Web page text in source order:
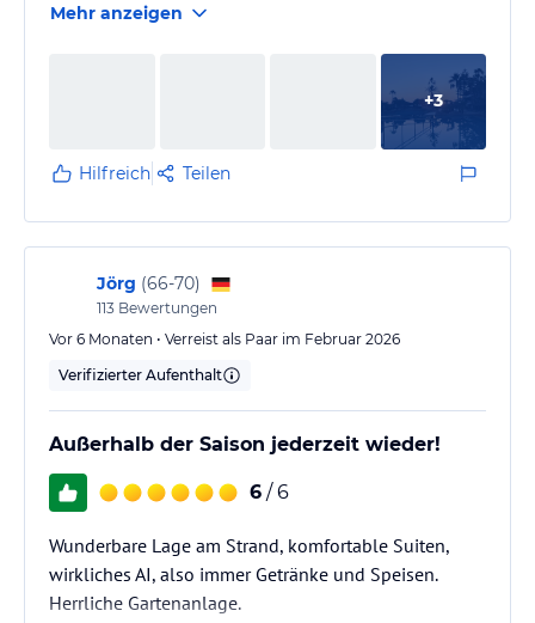
Mehr anzeigen
+3
Hilfreich Teilen
Jörg (66-70)
113 Bewertungen
Vor 6 Monaten • Verreist als Paar im Februar 2026
Verifizierter Aufenthalt
Außerhalb der Saison jederzeit wieder!
6 / 6
Wunderbare Lage am Strand, komfortable Suiten,
wirkliches AI, also immer Getränke und Speisen.
Herrliche Gartenanlage.